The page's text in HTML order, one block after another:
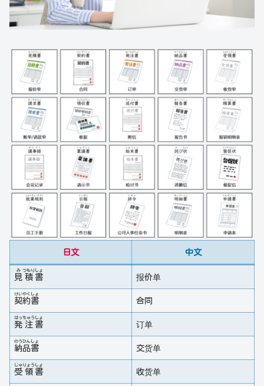
日文 中文
見
み
積
つもり
書
しょ
报价单
契
けい
約
やく
書
しょ
合同
発
はっ
注
ちゅう
書
しょ
订单
納
のう
品
ひん
書
しょ
交货单
受
じゅ
領
りょう
書
しょ
收货单